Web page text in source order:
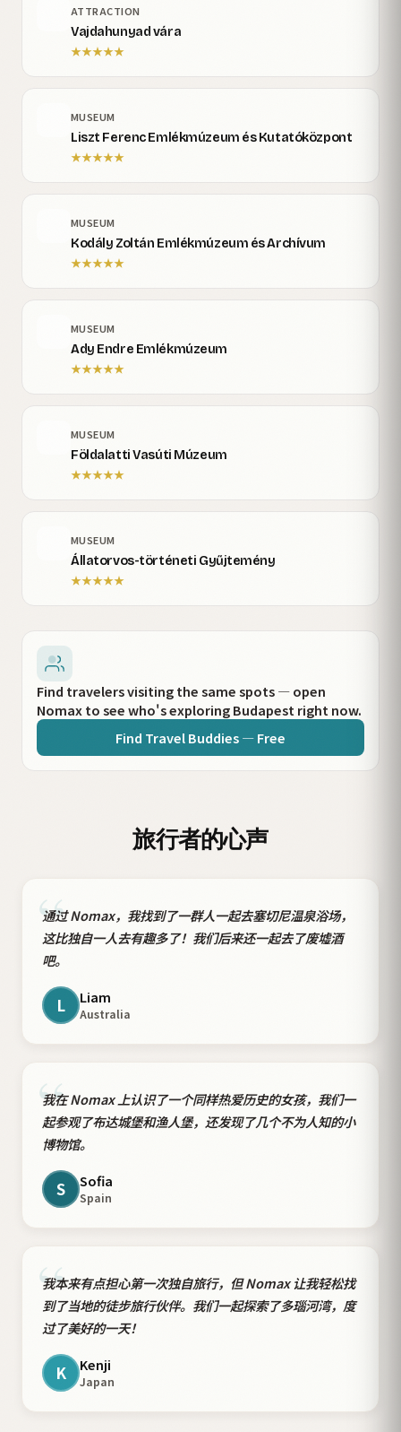
ATTRACTION
Vajdahunyad vára
★★★★★
MUSEUM
Liszt Ferenc Emlékmúzeum és Kutatóközpont
★★★★★
MUSEUM
Kodály Zoltán Emlékmúzeum és Archívum
★★★★★
MUSEUM
Ady Endre Emlékmúzeum
★★★★★
MUSEUM
Földalatti Vasúti Múzeum
★★★★★
MUSEUM
Állatorvos-történeti Gyűjtemény
★★★★★
Find travelers visiting the same spots — open
Nomax to see who's exploring Budapest right now.
Find Travel Buddies — Free
旅行者的心声
“
通过 Nomax，我找到了一群人一起去塞切尼温泉浴场，
这比独自一人去有趣多了！我们后来还一起去了废墟酒
吧。
L Liam
Australia
“
我在 Nomax 上认识了一个同样热爱历史的女孩，我们一
起参观了布达城堡和渔人堡，还发现了几个不为人知的小
博物馆。
S Sofia
Spain
“
我本来有点担心第一次独自旅行，但 Nomax 让我轻松找
到了当地的徒步旅行伙伴。我们一起探索了多瑙河湾，度
过了美好的一天！
K Kenji
Japan